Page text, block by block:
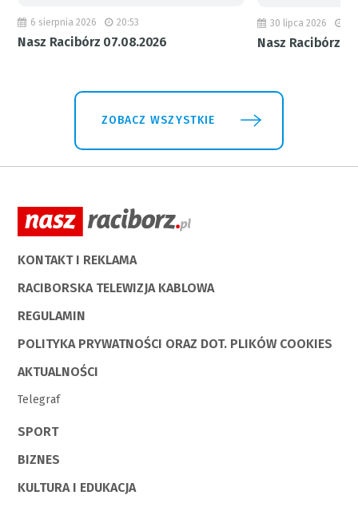
6 sierpnia 2026 20:53
Nasz Racibórz 07.08.2026
30 lipca 2026
Nasz Racibórz
ZOBACZ WSZYSTKIE
KONTAKT I REKLAMA
RACIBORSKA TELEWIZJA KABLOWA
REGULAMIN
POLITYKA PRYWATNOŚCI ORAZ DOT. PLIKÓW COOKIES
AKTUALNOŚCI
Telegraf
SPORT
BIZNES
KULTURA I EDUKACJA